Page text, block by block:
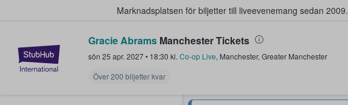
Marknadsplatsen för biljetter till liveevenemang sedan 2009.
StubHub – där fans köper och säljer biljetter.
Gracie Abrams Manchester Tickets
sön 25 apr. 2027• 18:30 kl. Co-op Live, Manchester, Greater Manchester
Över 200 biljetter kvar